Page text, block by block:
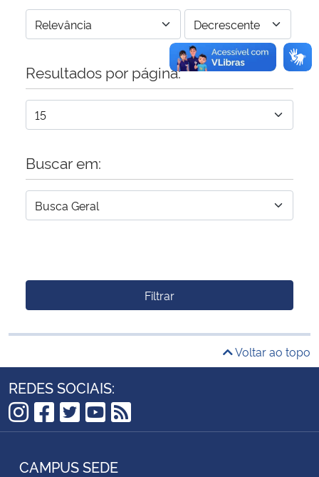
Advocacia-Geral da União
Resultados por página:
Buscar em:
Filtrar
Voltar ao topo
REDES SOCIAIS:
Instagram
Facebook
Twitter
YouTube
RSS
CAMPUS SEDE